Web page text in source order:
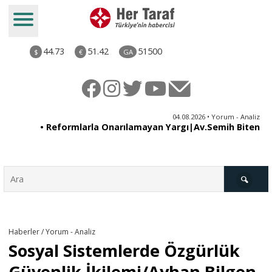
$ 44.73 € 51.42 GA 51500
04.08.2026 • Yorum - Analiz
• Reformlarla Onarılamayan Yargı|Av.Semih Biten
Derkenar
Haberler / Yorum - Analiz
Sosyal Sistemlerde Özgürlük